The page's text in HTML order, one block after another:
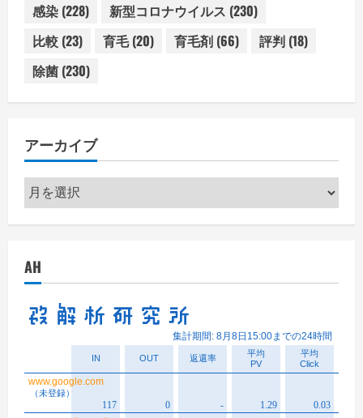
感染 (228) 新型コロナウイルス (230)
比較 (23) 育毛(20) 育毛剤 (66) 評判 (18)
除菌 (230)
アーカイブ
ア
ー
カ
ブ
AH